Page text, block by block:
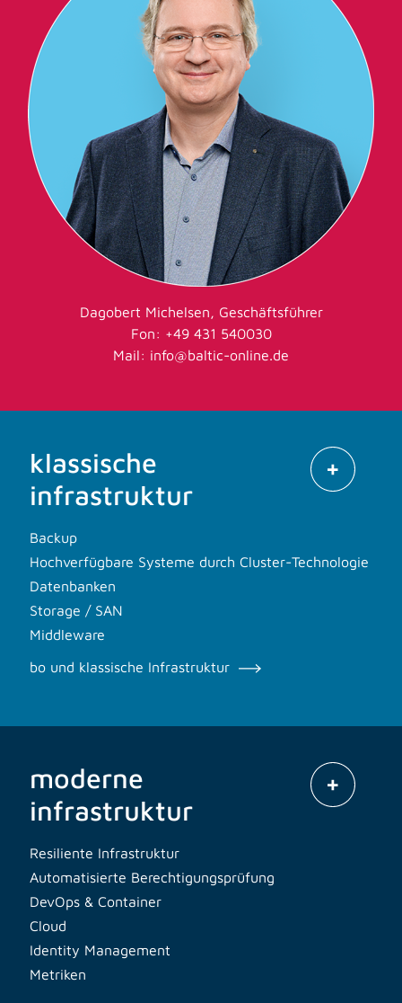
Dagobert Michelsen, Geschäftsführer
Fon: +49 431 540030
Mail: info@baltic-online.de
klassische
infrastruktur
Backup
Hochverfügbare Systeme durch Cluster-Technologie
Datenbanken
Storage / SAN
Middleware
bo und klassische Infrastruktur
moderne
infrastruktur
Resiliente Infrastruktur
Automatisierte Berechtigungsprüfung
DevOps & Container
Cloud
Identity Management
Metriken